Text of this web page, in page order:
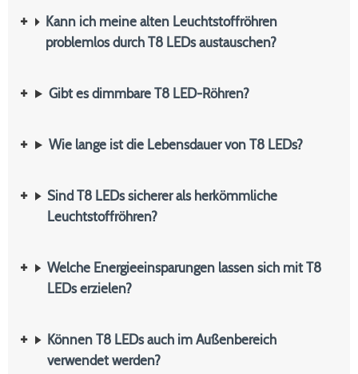
Kann ich meine alten Leuchtstoffröhren
problemlos durch T8 LEDs austauschen?
Gibt es dimmbare T8 LED-Röhren?
Wie lange ist die Lebensdauer von T8 LEDs?
Sind T8 LEDs sicherer als herkömmliche
Leuchtstoffröhren?
Welche Energieeinsparungen lassen sich mit T8
LEDs erzielen?
Können T8 LEDs auch im Außenbereich
verwendet werden?